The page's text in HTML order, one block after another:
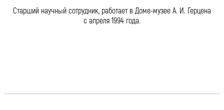
Старший научный сотрудник, работает в Доме-музее А. И. Герцена
с апреля 1994 года.